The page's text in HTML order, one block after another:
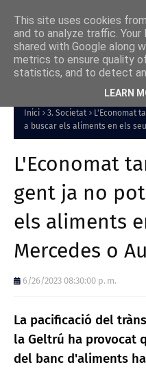
Inici 3. Societat
L'Economat
a buscar els aliments en els
L'Economat
gent ja no
els aliments
Mercedes o
6/26/2023 08:30:00 p. m.
La pacificació del
la Geltrú ha provocat
del banc d'aliments
This site uses cookies
and to analyze traffic.
shared with Google along
metrics to ensure quality
statistics, and to detect
LEARN